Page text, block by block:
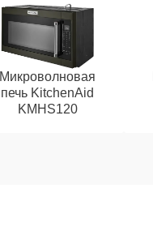
Микроволновая
печь KitchenAid
KMHS120